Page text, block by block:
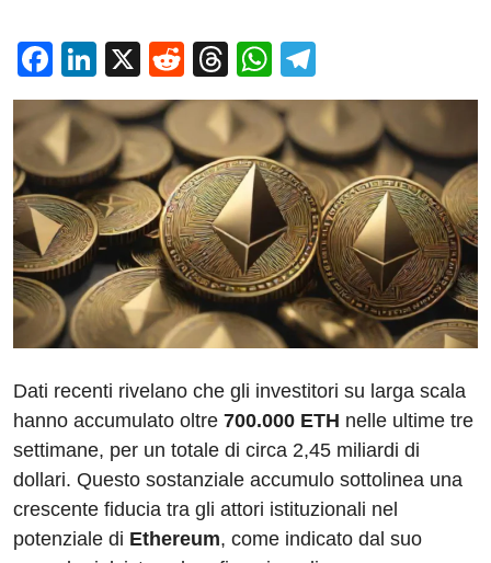
F
a
c
e
b
o
o
k
Li
n
k
e
dI
n
X
R
e
di
t
T
hr
e
a
d
s
W
h
at
s
A
p
p
el
e
gr
a
m
Dati recenti rivelano che gli investitori su larga scala
hanno accumulato oltre 700.000 ETH nelle ultime tre
settimane, per un totale di circa 2,45 miliardi di
dollari. Questo sostanziale accumulo sottolinea una
crescente fiducia tra gli attori istituzionali nel
potenziale di Ethereum, come indicato dal suo